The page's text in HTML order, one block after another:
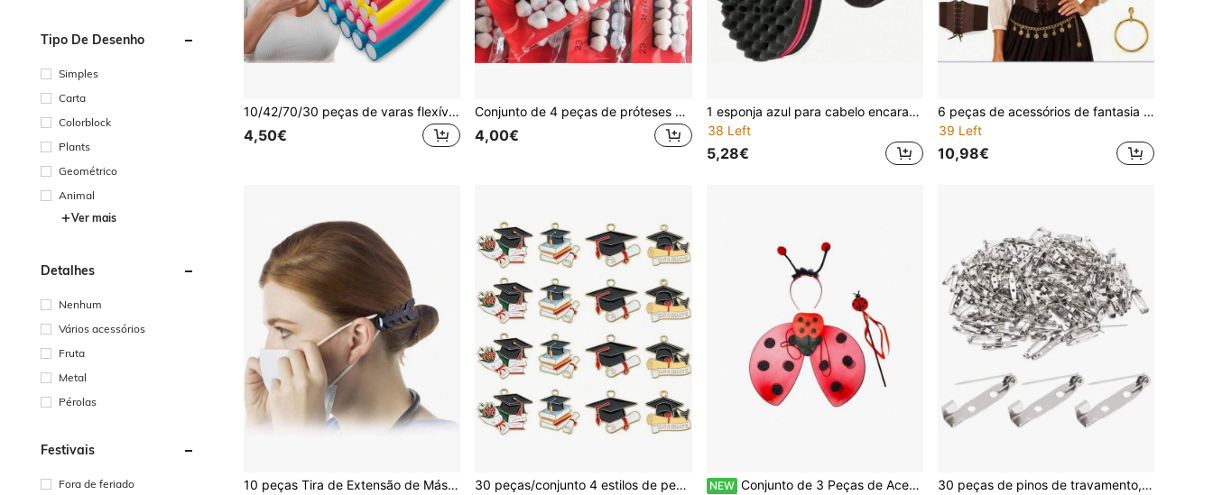
Tipo De Desenho
Simples
Carta
Colorblock
Plants
Geométrico
Animal
Ver mais
Detalhes
Nenhum
Vários acessórios
Fruta
Metal
Pérolas
Festivais
Fora de feriado
10/42/70/30 peças de varas flexíveis para encarvular sem calor - varas de encarvular dobráveis e torcidas, acessório de cabelo, ferramenta de penteado estilo salão para cuidados capilares
4,50€
Conjunto de 4 peças de próteses dentárias em resina, adequadas para uso profissional e educacional - Materiais didáticos duráveis e realistas para modelagem de restaurações dentárias, próteses universais de alta dureza e resistentes ao desgaste.
4,00€
1 esponja azul para cabelo encaracolado, pente de dupla face com furos grandes, escova ondulada, ferramenta de cuidado para cabelo africano encaracolado, máquina de cortar cabelo para homem, acessório de cabeleireiro, acessório masculino, acessório de cabeça para homem
38 Left
5,28€
6 peças de acessórios de fantasia de pirata para mulher, inclui lenço de cabeça, boné de basebol, tapa-olho, espartilho, colar e brincos
39 Left
10,98€
10 peças Tira de Extensão de Máscara Ajustável, Protetor de Orelha de Fivela de Extensão de Máscara, Suporte de Máscara, Alça de Máscara, Extensão de Máscara 30 peças/conjunto 4 estilos de pendentes de chapéu de formatura em esmalte, brincos DIY, pulseiras, colares, fabrico de joias escolares NEW Conjunto de 3 Peças de Acessórios para Fantasia de Joaninha - Inclui um Par de Asas de Joaninha Vermelhas com Pintas Pretas, uma Tiara Preta Felpuda com Antenas de Pompom Vermelho, uma Varinha de Joaninha com Fita Vermelha e uma Tiara de Joaninha a Combinar. Adequado para Mulheres e Raparigas, Perfeito para Festas de Halloween, Eventos de Fantasia com Tema de Insetos e Festas de Aniversário.
30 peças de pinos de travamento, broche de fecho traseiro, broche de fecho de prata, broche de fecho traseiro, broche de pino traseiro, pino de barra, para etiquetas de nome, fabricação de joias e artesanato faça você mesmo (30 mm), acessórios de vestido, alfinete para roupas, bolsa, acessórios de escritório escolar, camisas, jaqueta, Natal, Halloween, roupas, alfinete, engraçado, fofo, presentes para professores, acessórios de fantasia, pingentes de bolsa